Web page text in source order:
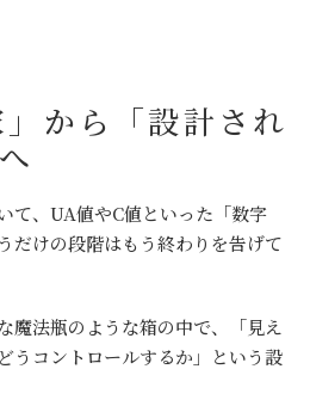
から「設計され
て、UA値やC値といった「数字
だけの段階はもう終わりを告げて
魔法瓶のような箱の中で、「見え
うコントロールするか」という設